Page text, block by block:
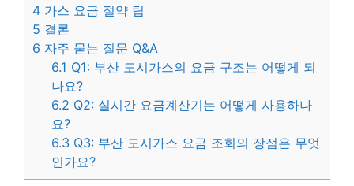
4 가스 요금 절약 팁
5 결론
6 자주 묻는 질문 Q&A
6.1 Q1: 부산 도시가스의 요금 구조는 어떻게 되
나요?
6.2 Q2: 실시간 요금계산기는 어떻게 사용하나
요?
6.3 Q3: 부산 도시가스 요금 조회의 장점은 무엇
인가요?